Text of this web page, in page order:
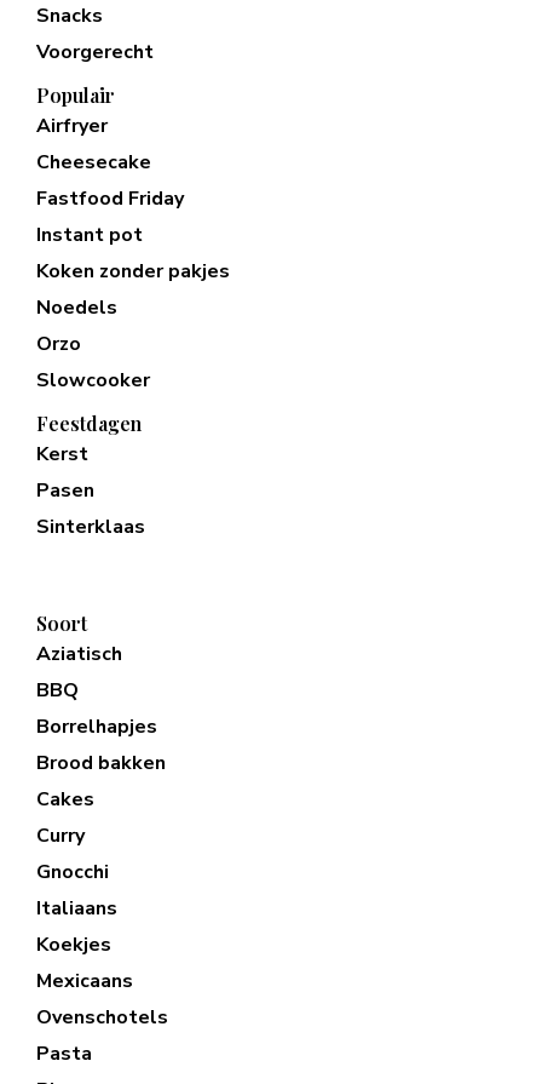
Snacks
Voorgerecht
Populair
Airfryer
Cheesecake
Fastfood Friday
Instant pot
Koken zonder pakjes
Noedels
Orzo
Slowcooker
Feestdagen
Kerst
Pasen
Sinterklaas
Soort
Aziatisch
BBQ
Borrelhapjes
Brood bakken
Cakes
Curry
Gnocchi
Italiaans
Koekjes
Mexicaans
Ovenschotels
Pasta